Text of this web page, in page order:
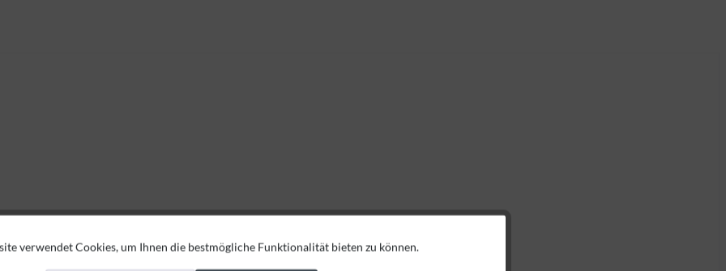
Aktiv
verwendet Cookies, um Ihnen die bestmögliche Funktionalität bieten zu können.